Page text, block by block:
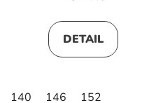
DETAIL
140 146 152